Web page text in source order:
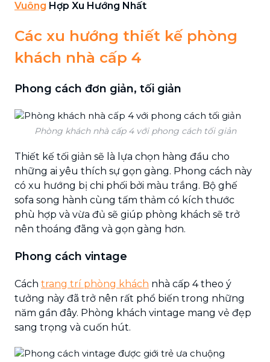
Vuông Hợp Xu Hướng Nhất
Các xu hướng thiết kế phòng
khách nhà cấp 4
Phong cách đơn giản, tối giản
Phòng khách nhà cấp 4 với phong cách tối giản
Thiết kế tối giản sẽ là lựa chọn hàng đầu cho
những ai yêu thích sự gọn gàng. Phong cách này
có xu hướng bị chi phối bởi màu trắng. Bộ ghế
sofa song hành cùng tấm thảm có kích thước
phù hợp và vừa đủ sẽ giúp phòng khách sẽ trở
nên thoáng đãng và gọn gàng hơn.
Phong cách vintage
Cách trang trí phòng khách nhà cấp 4 theo ý
tưởng này đã trở nên rất phổ biến trong những
năm gần đây. Phòng khách vintage mang vẻ đẹp
sang trọng và cuốn hút.